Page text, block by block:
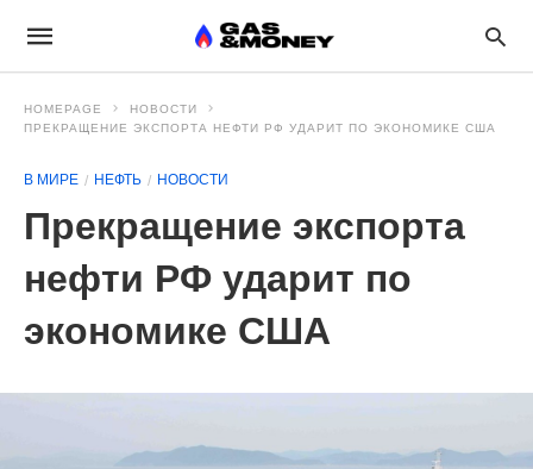
HOMEPAGE
НОВОСТИ
ПРЕКРАЩЕНИЕ ЭКСПОРТА НЕФТИ РФ УДАРИТ ПО ЭКОНОМИКЕ США
В МИРЕ НЕФТЬ НОВОСТИ
Прекращение экспорта
нефти РФ ударит по
экономике США